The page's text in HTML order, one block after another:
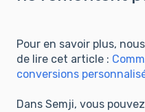
Pour en savoir plus,
de lire cet article :
conversions
Dans Semji, vous